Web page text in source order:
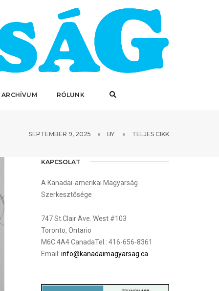
ARCHÍVUM RÓLUNK
SEPTEMBER 9, 2025 BY TELJES CIKK
KAPCSOLAT
A Kanadai-amerikai Magyarság
Szerkesztősége
747 St.Clair Ave. West #103
Toronto, Ontario
M6C 4A4 CanadaTel.: 416-656-8361
Email: info@kanadaimagyarsag.ca